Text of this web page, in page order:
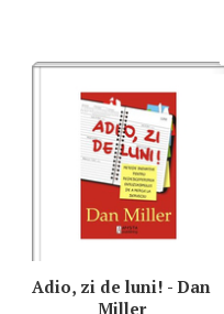
Adio, zi de luni! - Dan
Miller